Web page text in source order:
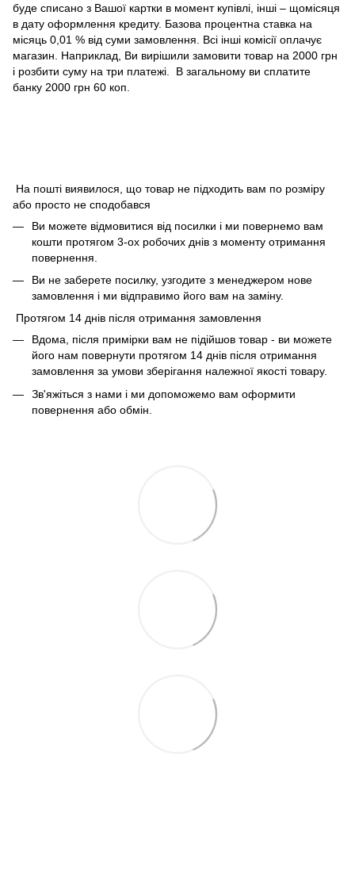
буде списано з Вашої картки в момент купівлі, інші – щомісяця
в дату оформлення кредиту. Базова процентна ставка на
місяць 0,01 % від суми замовлення. Всі інші комісії оплачує
магазин. Наприклад, Ви вирішили замовити товар на 2000 грн
і розбити суму на три платежі. В загальному ви сплатите
банку 2000 грн 60 коп.
На пошті виявилося, що товар не підходить вам по розміру
або просто не сподобався
Ви можете відмовитися від посилки і ми повернемо вам
кошти протягом 3-ох робочих днів з моменту отримання
повернення.
Ви не заберете посилку, узгодите з менеджером нове
замовлення і ми відправимо його вам на заміну.
Протягом 14 днів після отримання замовлення
Вдома, після примірки вам не підійшов товар - ви можете
його нам повернути протягом 14 днів після отримання
замовлення за умови зберігання належної якості товару.
Зв'яжіться з нами і ми допоможемо вам оформити
повернення або обмін.